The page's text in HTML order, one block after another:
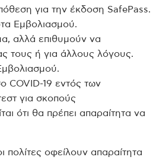
για την έκδοση SafePass.
Εμβολιασμού.
αλλά επιθυμούν να
τους ή για άλλους λόγους.
COVID-19 εντός των
για σκοπούς
ότι θα πρέπει απαραίτητα να
πολίτες οφείλουν απαραίτητα